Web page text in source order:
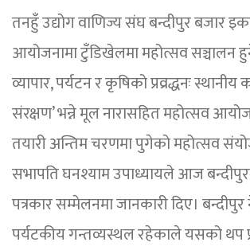
तनहुँ उद्योग वाणिज्य संघ बन्दीपुर बजार
आयोजनामा टुँडिखेलमा महोत्सव सञ्चालन
व्यापार, पर्यटन र कृषिको प्रव्रद्धनः
संरक्षण’ भन्ने मूल नारासहित महोत्सव
तयारी अन्तिम चरणमा पुगेको महोत्सव
सभापति घनश्याम उपाध्यायले आज
पत्रकार सम्मेलनमा जानकारी दिए।
पर्यटकीय गन्तव्यस्थल रहेकाले यसको थप